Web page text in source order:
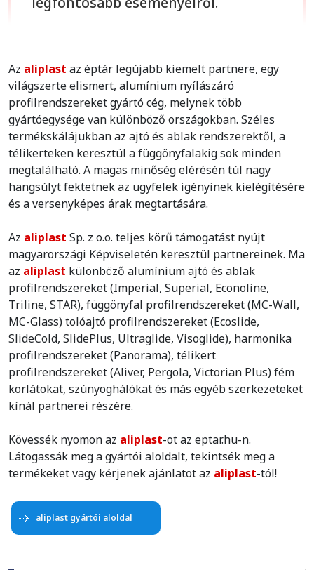
Az aliplast az éptár legújabb kiemelt partnere, egy
világszerte elismert, alumínium nyílászáró
profilrendszereket gyártó cég, melynek több
gyártóegysége van különböző országokban. Széles
termékskálájukban az ajtó és ablak rendszerektől, a
télikerteken keresztül a függönyfalakig sok minden
megtalálható. A magas minőség elérésén túl nagy
hangsúlyt fektetnek az ügyfelek igényinek kielégítésére
és a versenyképes árak megtartására.
Az aliplast Sp. z o.o. teljes körű támogatást nyújt
magyarországi Képviseletén keresztül partnereinek. Ma
az aliplast különböző alumínium ajtó és ablak
profilrendszereket (Imperial, Superial, Econoline,
Triline, STAR), függönyfal profilrendszereket (MC-Wall,
MC-Glass) tolóajtó profilrendszereket (Ecoslide,
SlideCold, SlidePlus, Ultraglide, Visoglide), harmonika
profilrendszereket (Panorama), télikert
profilrendszereket (Aliver, Pergola, Victorian Plus) fém
korlátokat, szúnyoghálókat és más egyéb szerkezeteket
kínál partnerei részére.
Kövessék nyomon az aliplast-ot az eptar.hu-n.
Látogassák meg a gyártói aloldalt, tekintsék meg a
termékeket vagy kérjenek ajánlatot az aliplast-tól!
aliplast gyártói aloldal